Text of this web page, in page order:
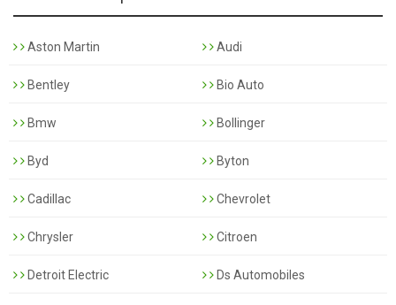
Aston Martin Audi
Bentley Bio Auto
Bmw Bollinger
Byd Byton
Cadillac Chevrolet
Chrysler Citroen
Detroit Electric Ds Automobiles